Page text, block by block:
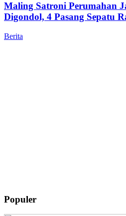
Maling Satroni Perumahan
Digondol, 4 Pasang Sepatu
Berita
Populer